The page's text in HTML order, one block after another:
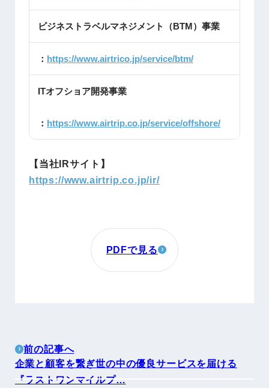
ビジネストラベルマネジメント（BTM）事業
： https://www.airtrico.jp/service/btm/
ITオフショア開発事業
： https://www.airtrip.co.jp/service/offshore/
【当社IRサイト】
https://www.airtrip.co.jp/ir/
PDFで見る
前の記事へ
企業と顧客を繋ぎ世の中の優良サービスを届ける
『ラストワンマイルプ…